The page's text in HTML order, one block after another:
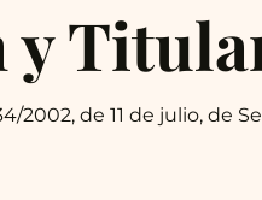
2002, de 11 de julio, de